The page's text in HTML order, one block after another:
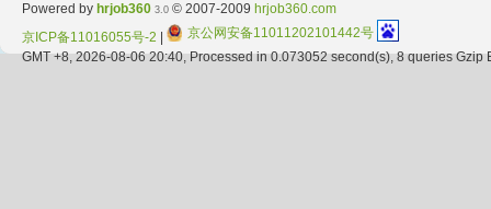
Powered by hrjob360 3.0 © 2007-2009 hrjob360.com
京ICP备11016055号-2
京公网安备11011202101442号
GMT +8, 2026-08-06 20:40, Processed in 0.073052 second(s), 8 queries Gzip